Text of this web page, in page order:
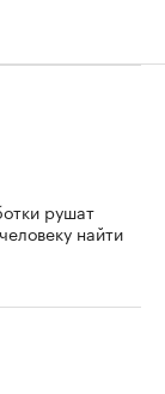
рушат
найти